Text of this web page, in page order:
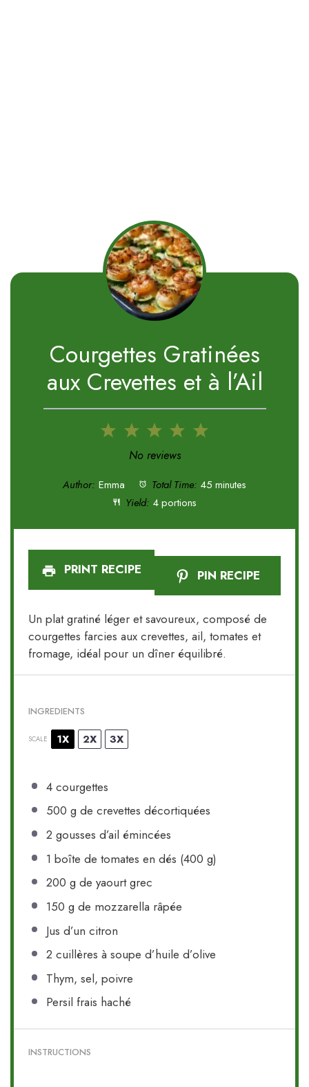
Courgettes Gratinées
aux Crevettes et à l’Ail
5
4
3
Stars
2
Stars
1
Star
No reviews
Author: Emma Total Time: 45 minutes
Yield: 4 portions
PRINT RECIPE PIN RECIPE
Un plat gratiné léger et savoureux, composé de
courgettes farcies aux crevettes, ail, tomates et
fromage, idéal pour un dîner équilibré.
INGREDIENTS
SCALE 1X 2X 3X
4courgettes
500 g de crevettes décortiquées
2 gousses d’ail émincées
1 boîte de tomates en dés (400 g)
200 g de yaourt grec
150 g de mozzarella râpée
Jus d’un citron
2 cuillères à soupe d’huile d’olive
Thym, sel, poivre
Persil frais haché
INSTRUCTIONS